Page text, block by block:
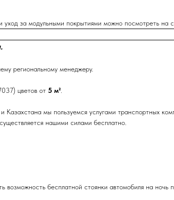
за модульными покрытиями можно посмотреть на
региональному менеджеру.
цветов от 5 м²
Казахстана мы пользуемся услугами транспортных
нашими силами бесплатно.
возможность бесплатной стоянки автомобиля на ночь